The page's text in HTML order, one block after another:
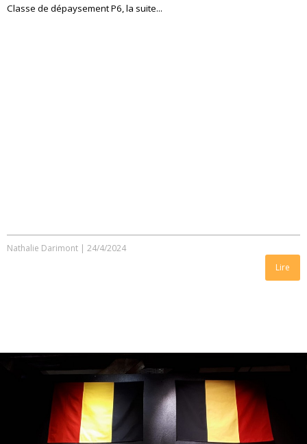
Classe de dépaysement P6, la suite...
Nathalie Darimont | 24/4/2024
Lire